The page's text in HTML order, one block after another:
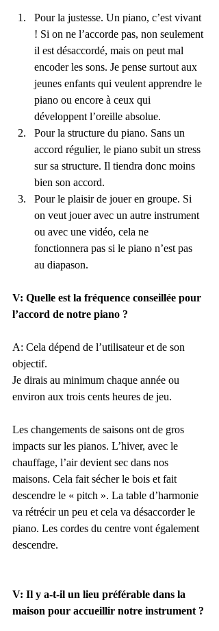
Pour la justesse. Un piano, c’est vivant
! Si on ne l’accorde pas, non seulement
il est désaccordé, mais on peut mal
encoder les sons. Je pense surtout aux
jeunes enfants qui veulent apprendre le
piano ou encore à ceux qui
développent l’oreille absolue.
Pour la structure du piano. Sans un
accord régulier, le piano subit un stress
sur sa structure. Il tiendra donc moins
bien son accord.
Pour le plaisir de jouer en groupe. Si
on veut jouer avec un autre instrument
ou avec une vidéo, cela ne
fonctionnera pas si le piano n’est pas
au diapason.
V: Quelle est la fréquence conseillée pour
l’accord de notre piano ?
A: Cela dépend de l’utilisateur et de son
objectif.
Je dirais au minimum chaque année ou
environ aux trois cents heures de jeu.
Les changements de saisons ont de gros
impacts sur les pianos. L’hiver, avec le
chauffage, l’air devient sec dans nos
maisons. Cela fait sécher le bois et fait
descendre le « pitch ». La table d’harmonie
va rétrécir un peu et cela va désaccorder le
piano. Les cordes du centre vont également
descendre.
V: Il y a-t-il un lieu préférable dans la
maison pour accueillir notre instrument ?